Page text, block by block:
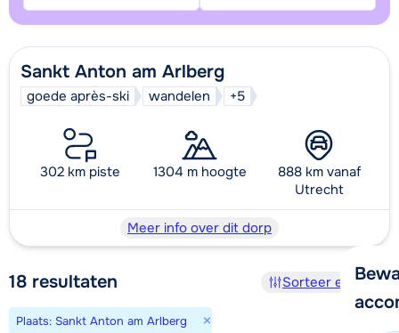
Sankt Anton am Arlberg
goede après-ski wandelen +5
302 km piste 1304 m hoogte
888 km vanaf
Utrecht
Meer info over dit dorp
18 resultaten Sorteer en filter
Plaats: Sankt Anton am Arlberg ×